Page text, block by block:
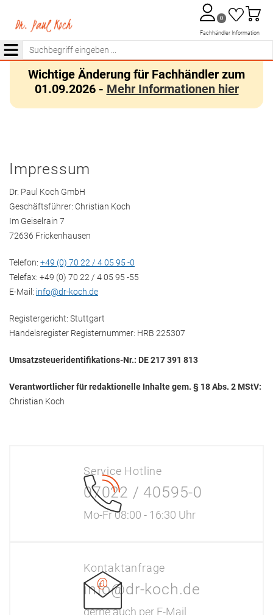
Wichtige Änderung für Fachhändler zum
01.09.2026 - Mehr Informationen hier
Anmelden
Merkzettel
aufklappen
0
Fachhändler Information
Menü
Impressum
Dr. Paul Koch GmbH
Geschäftsführer: Christian Koch
Im Geiselrain 7
72636 Frickenhausen
Telefon: +49 (0) 70 22 / 4 05 95 -0
Telefax: +49 (0) 70 22 / 4 05 95 -55
E-Mail: info@dr-koch.de
Registergericht: Stuttgart
Handelsregister Registernummer: HRB 225307
Umsatzsteueridentifikations-Nr.: DE 217 391 813
Verantwortlicher für redaktionelle Inhalte gem. § 18 Abs. 2 MStV:
Christian Koch
Service Hotline
07022 / 40595-0
Mo-Fr 08:00 - 16:30 Uhr
Kontaktanfrage
info@dr-koch.de
gerne auch per E-Mail